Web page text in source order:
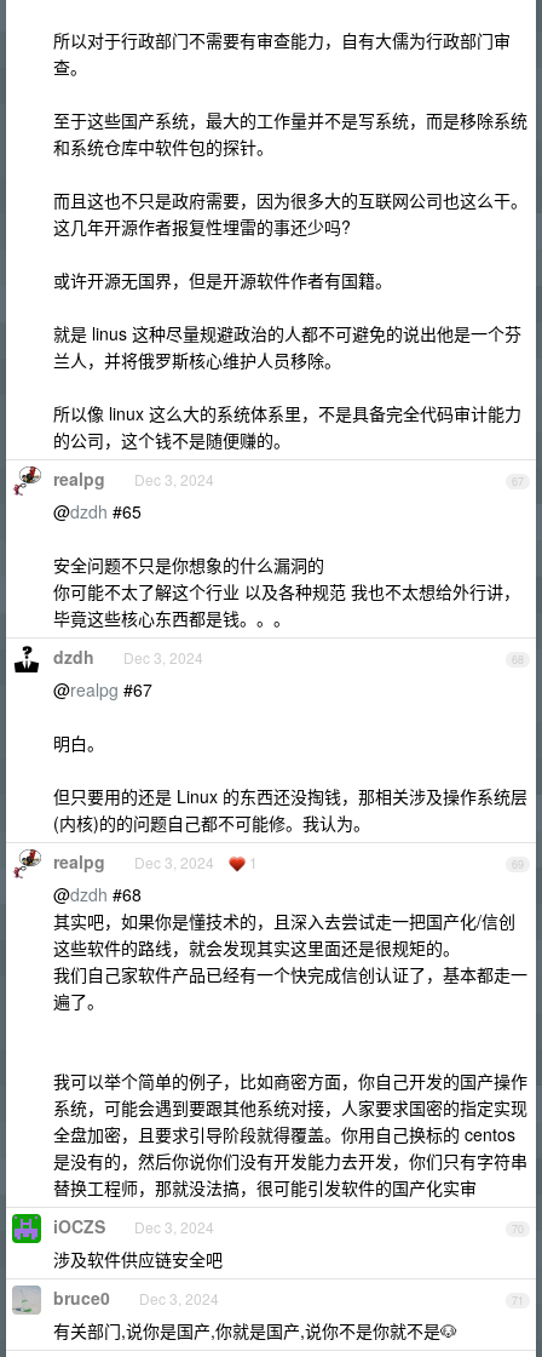
所以对于行政部门不需要有审查能力，自有大儒为行政部门审
查。
至于这些国产系统，最大的工作量并不是写系统，而是移除系统
和系统仓库中软件包的探针。
而且这也不只是政府需要，因为很多大的互联网公司也这么干。
这几年开源作者报复性埋雷的事还少吗?
或许开源无国界，但是开源软件作者有国籍。
就是 linus 这种尽量规避政治的人都不可避免的说出他是一个芬
兰人，并将俄罗斯核心维护人员移除。
所以像 linux 这么大的系统体系里，不是具备完全代码审计能力
的公司，这个钱不是随便赚的。
67
realpg Dec 3, 2024
@dzdh #65
安全问题不只是你想象的什么漏洞的
你可能不太了解这个行业 以及各种规范 我也不太想给外行讲，
毕竟这些核心东西都是钱。。。
68
dzdh Dec 3, 2024
@realpg #67
明白。
但只要用的还是 Linux 的东西还没掏钱，那相关涉及操作系统层
(内核)的的问题自己都不可能修。我认为。
69
realpg Dec 3, 2024 1
@dzdh #68
其实吧，如果你是懂技术的，且深入去尝试走一把国产化/信创
这些软件的路线，就会发现其实这里面还是很规矩的。
我们自己家软件产品已经有一个快完成信创认证了，基本都走一
遍了。
我可以举个简单的例子，比如商密方面，你自己开发的国产操作
系统，可能会遇到要跟其他系统对接，人家要求国密的指定实现
全盘加密，且要求引导阶段就得覆盖。你用自己换标的 centos
是没有的，然后你说你们没有开发能力去开发，你们只有字符串
替换工程师，那就没法搞，很可能引发软件的国产化实审
70
iOCZS Dec 3, 2024
涉及软件供应链安全吧
71
bruce0 Dec 3, 2024
有关部门,说你是国产,你就是国产,说你不是你就不是🐶